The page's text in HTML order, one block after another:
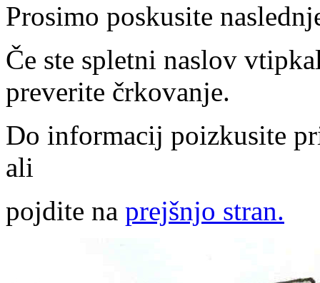
Prosimo poskusite
Če ste spletni naslov
preverite črkovanje.
Do informacij poizkusite
ali
pojdite na prejšnjo stran.